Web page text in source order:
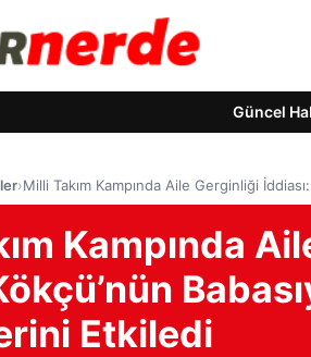
Güncel
›Milli Takım Kampında Aile Gerginliği
Kampında
Etkiledi